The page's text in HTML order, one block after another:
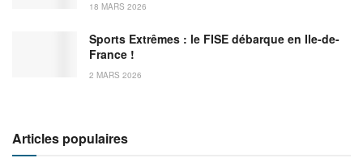
18 MARS 2026
Sports Extrêmes : le FISE débarque en Ile-de-
France !
2 MARS 2026
Articles populaires